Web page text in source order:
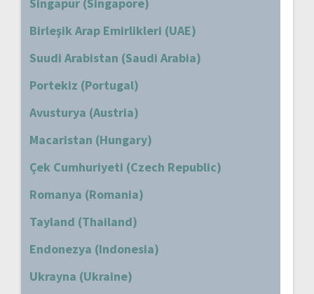
Birleşik Arap Emirlikleri (UAE)
Suudi Arabistan (Saudi Arabia)
Portekiz (Portugal)
Avusturya (Austria)
Macaristan (Hungary)
Çek Cumhuriyeti (Czech Republic)
Romanya (Romania)
Tayland (Thailand)
Endonezya (Indonesia)
Ukrayna (Ukraine)